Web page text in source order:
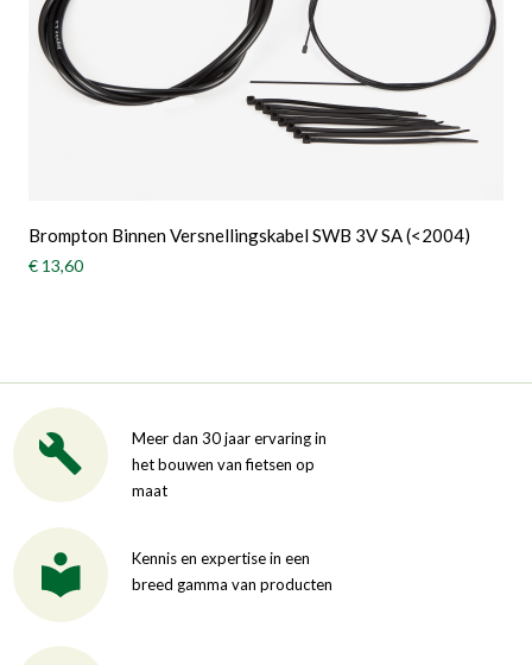
Brompton Binnen Versnellingskabel SWB 3V SA (<2004)
€ 13,60
Meer dan 30 jaar ervaring in
het bouwen van fietsen op
maat
Kennis en expertise in een
breed gamma van producten